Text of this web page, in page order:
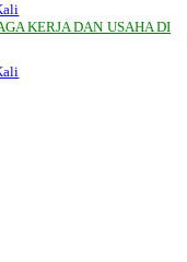
KERJA DAN USAHA DI